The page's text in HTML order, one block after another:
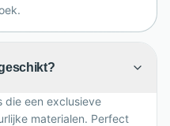
die een exclusieve
materialen. Perfect